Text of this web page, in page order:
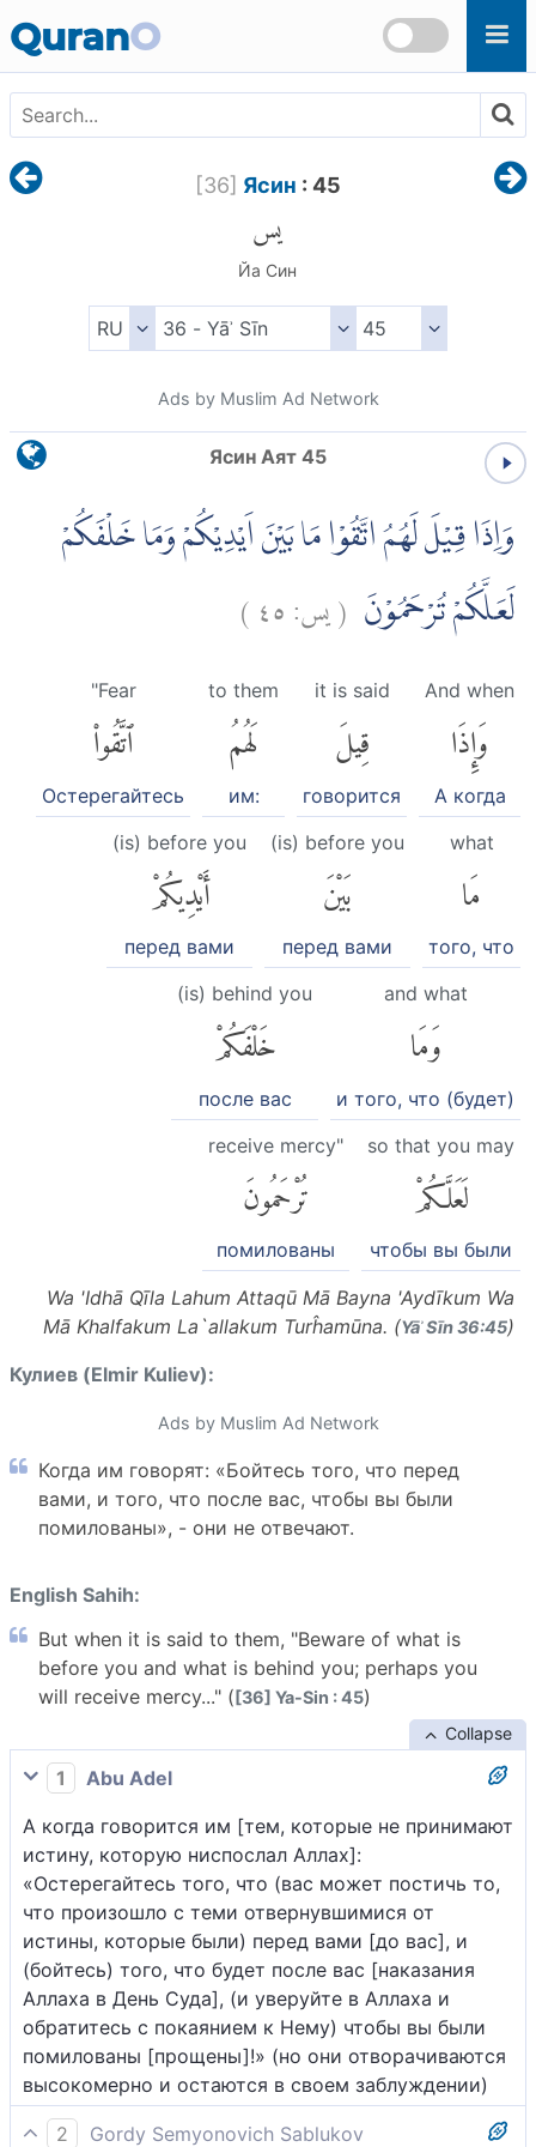
QuranO
[36] Ясин : 45
يس
Йа Син
Ads by Muslim Ad Network
Ясин Аят 45
وَاِذَا قِيْلَ لَهُمُ اتَّقُوْا مَا بَيْنَ اَيْدِيْكُمْ وَمَا خَلْفَكُمْ
لَعَلَّكُمْ تُرْحَمُوْنَ (يس:٤٥)
And when
وَإِذَا
А когда
it is said
قِيلَ
говорится
to them
لَهُمُ
им:
"Fear
ٱتَّقُوا۟
Остерегайтесь
what
مَا
того, что
(is) before you
بَيْنَ
перед вами
(is) before you
أَيْدِيكُمْ
перед вами
and what
وَمَا
и того, что (будет)
(is) behind you
خَلْفَكُمْ
после вас
so that you may
لَعَلَّكُمْ
чтобы вы были
receive mercy"
تُرْحَمُونَ
помилованы
Wa 'Idhā Qīla Lahum Attaqū Mā Bayna 'Aydīkum Wa
Mā Khalfakum La`allakum Turĥamūna. (Yāʾ Sīn 36:45)
Кулиев (Elmir Kuliev):
Ads by Muslim Ad Network
Когда им говорят: «Бойтесь того, что перед
вами, и того, что после вас, чтобы вы были
помилованы», - они не отвечают.
English Sahih:
But when it is said to them, "Beware of what is
before you and what is behind you; perhaps you
will receive mercy..." ([36] Ya-Sin : 45)
Collapse
1
Abu Adel
А когда говорится им [тем, которые не принимают
истину, которую ниспослал Аллах]:
«Остерегайтесь того, что (вас может постичь то,
что произошло с теми отвернувшимися от
истины, которые были) перед вами [до вас], и
(бойтесь) того, что будет после вас [наказания
Аллаха в День Суда], (и уверуйте в Аллаха и
обратитесь с покаянием к Нему) чтобы вы были
помилованы [прощены]!» (но они отворачиваются
высокомерно и остаются в своем заблуждении)
2
Gordy Semyonovich Sablukov